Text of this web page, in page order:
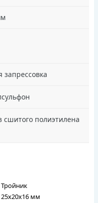
запрессовка
сшитого полиэтилена
Тройник
25х20х16 мм